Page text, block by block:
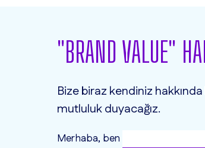
"BRAND VALUE"
Bize biraz kendiniz
mutluluk duyacağız.
Merhaba, ben